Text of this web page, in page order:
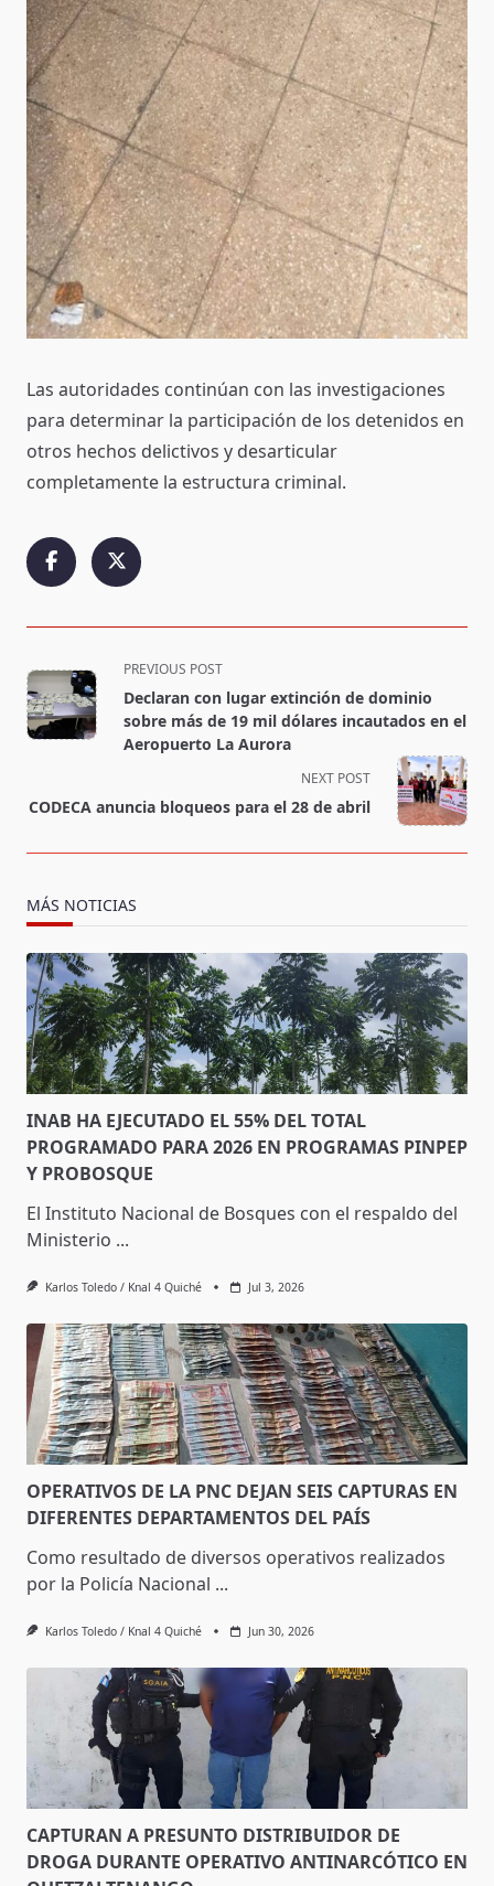
Las autoridades continúan con las investigaciones
para determinar la participación de los detenidos en
otros hechos delictivos y desarticular
completamente la estructura criminal.
<span
class="nav-
subtitle
screen-
text">Page</span>
PREVIOUS POST
Declaran con lugar extinción de dominio
sobre más de 19 mil dólares incautados en el
Aeropuerto La Aurora
NEXT POST
CODECA anuncia bloqueos para el 28 de abril
MÁS NOTICIAS
INAB HA EJECUTADO EL 55% DEL TOTAL
PROGRAMADO PARA 2026 EN PROGRAMAS PINPEP
Y PROBOSQUE
El Instituto Nacional de Bosques con el respaldo del
Ministerio ...
Karlos Toledo / Knal 4 Quiché Jul 3, 2026
OPERATIVOS DE LA PNC DEJAN SEIS CAPTURAS EN
DIFERENTES DEPARTAMENTOS DEL PAÍS
Como resultado de diversos operativos realizados
por la Policía Nacional ...
Karlos Toledo / Knal 4 Quiché Jun 30, 2026
CAPTURAN A PRESUNTO DISTRIBUIDOR DE
DROGA DURANTE OPERATIVO ANTINARCÓTICO EN